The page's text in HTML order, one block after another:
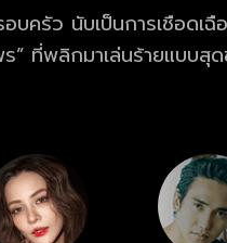
บครัว นับเป็นการเชือดเฉื
” ที่พลิกมาเล่นร้ายแบบสุ
ใจ "ความรัก" จึงแปรเป